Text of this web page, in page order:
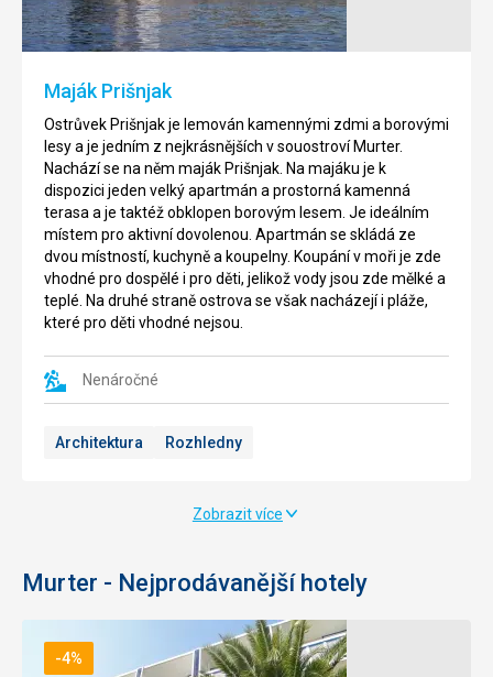
Maják Prišnjak
Ostrůvek Prišnjak je lemován kamennými zdmi a borovými
lesy a je jedním z nejkrásnějších v souostroví Murter.
Nachází se na něm maják Prišnjak. Na majáku je k
dispozici jeden velký apartmán a prostorná kamenná
terasa a je taktéž obklopen borovým lesem. Je ideálním
místem pro aktivní dovolenou. Apartmán se skládá ze
dvou místností, kuchyně a koupelny. Koupání v moři je zde
vhodné pro dospělé i pro děti, jelikož vody jsou zde mělké a
teplé. Na druhé straně ostrova se však nacházejí i pláže,
které pro děti vhodné nejsou.
Nenáročné
Architektura Rozhledny
na
ostrově
Historické
městečka
dobře
zachovalé,
jsou
zde
starobylé
uličky
kamenné
domy.
Hlavní
kostel
zvonicí.
Tento
kostel
postaven
Zobrazit více
Murter - Nejprodávanější hotely
-4%